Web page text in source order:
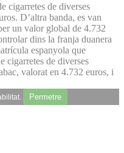
cigarretes de diverses
D’altra banda, es van
un valor global de 4.732
dins la franja duanera
espanyola que
cigarretes de diverses
valorat en 4.732 euros, i
Permetre